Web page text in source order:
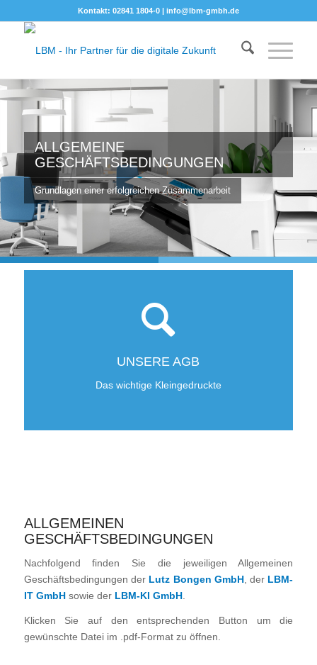
Kontakt: 02841 1804-0 | info@lbm-gmbh.de
ALLGEMEINE
GESCHÄFTSBEDINGUNGEN
Grundlagen einer erfolgreichen Zusammenarbeit
UNSERE AGB
Das wichtige Kleingedruckte
ALLGEMEINEN
GESCHÄFTSBEDINGUNGEN
Nachfolgend finden Sie die jeweiligen Allgemeinen
Geschäftsbedingungen der Lutz Bongen GmbH, der LBM-
IT GmbHsowie der LBM-KI GmbH.
Klicken Sie auf den entsprechenden Button um die
gewünschte Datei im .pdf-Format zu öffnen.